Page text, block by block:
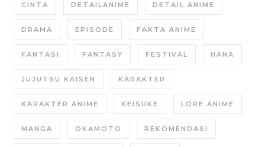
CINTA DETAILANIME DETAIL ANIME
DRAMA EPISODE FAKTA ANIME
FANTASI FANTASY FESTIVAL HANA
JUJUTSU KAISEN KARAKTER
KARAKTER ANIME KEISUKE LORE ANIME
MANGA OKAMOTO REKOMENDASI